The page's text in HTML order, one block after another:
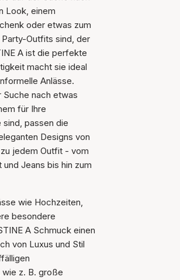
Look, einem
oder etwas zum
Outfits sind, der
A ist die perfekte
macht sie ideal
Anlässe.
Suche nach etwas
für Ihre
passen die
Designs von
jedem Outfit - vom
Jeans bis hin zum
wie Hochzeiten,
besondere
A Schmuck einen
von Luxus und Stil
z. B. große